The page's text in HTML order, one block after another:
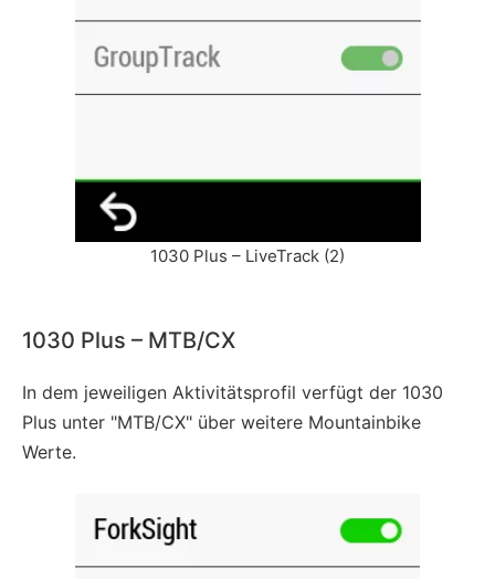
1030 Plus – LiveTrack (2)
1030 Plus – MTB/CX
In dem jeweiligen Aktivitätsprofil verfügt der 1030
Plus unter "MTB/CX" über weitere Mountainbike
Werte.